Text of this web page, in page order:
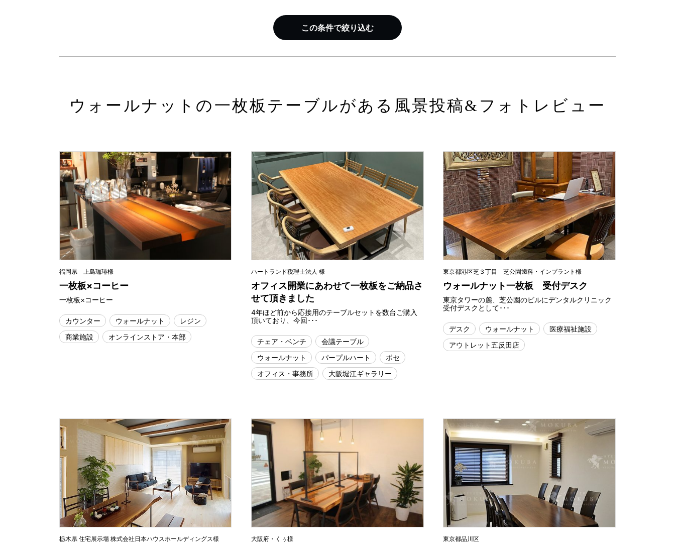
この条件で絞り込む
ウォールナットの一枚板テーブルがある風景投稿&フォトレビュー
福岡県 上島珈琲様
一枚板×コーヒー
一枚板×コーヒー
カウンター ウォールナット
レジン
商業施設
オンラインストア・本部
ハートランド税理士法人 様
オフィス開業にあわせて一枚板をご納品さ
せて頂きました
4年ほど前から応接用のテーブルセットを数台ご購入
頂いており、今回･･･
チェア・ベンチ
会議テーブル
ウォールナット
パープルハート
ボセ
オフィス・事務所
大阪堀江ギャラリー
東京都港区芝３丁目 芝公園歯科・インプラント様
ウォールナット一枚板 受付デスク
東京タワーの麓、芝公園のビルにデンタルクリニック
受付デスクとして･･･
デスク ウォールナット
医療福祉施設
アウトレット五反田店
栃木県 住宅展示場 株式会社日本ハウスホールディングス様 大阪府・くぅ様 東京都品川区